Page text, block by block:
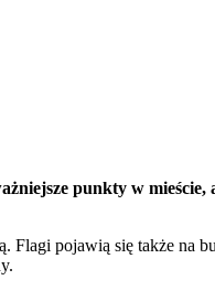
punkty w mieście,
Flagi pojawią się także na